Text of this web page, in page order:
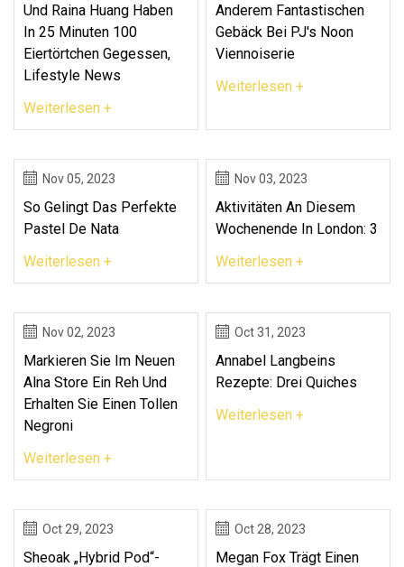
Und Raina Huang Haben
In 25 Minuten 100
Eiertörtchen Gegessen,
Lifestyle News
Weiterlesen +
Anderem Fantastischen
Gebäck Bei PJ's Noon
Viennoiserie
Weiterlesen +
Nov 05, 2023
So Gelingt Das Perfekte
Pastel De Nata
Weiterlesen +
Nov 03, 2023
Aktivitäten An Diesem
Wochenende In London: 3
Weiterlesen +
Nov 02, 2023
Markieren Sie Im Neuen
Alna Store Ein Reh Und
Erhalten Sie Einen Tollen
Negroni
Weiterlesen +
Oct 31, 2023
Annabel Langbeins
Rezepte: Drei Quiches
Weiterlesen +
Oct 29, 2023
Sheoak „Hybrid Pod“-
Oct 28, 2023
Megan Fox Trägt Einen